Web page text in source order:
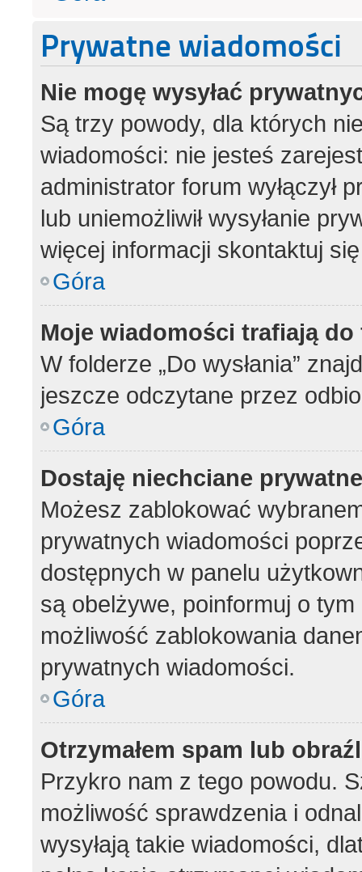
Prywatne wiadomości
Nie mogę wysyłać
Są trzy powody, dla których
wiadomości: nie jesteś
administrator forum wyłączył
lub uniemożliwił wysyłanie
więcej informacji skontaktuj
Góra
Moje wiadomości trafiają do
W folderze „Do wysłania”
jeszcze odczytane przez
Góra
Dostaję niechciane
Możesz zablokować
prywatnych wiadomości
dostępnych w panelu
są obelżywe, poinformuj o
możliwość zablokowania
prywatnych wiadomości.
Góra
Otrzymałem spam lub
Przykro nam z tego powodu.
możliwość sprawdzenia i
wysyłają takie wiadomości,